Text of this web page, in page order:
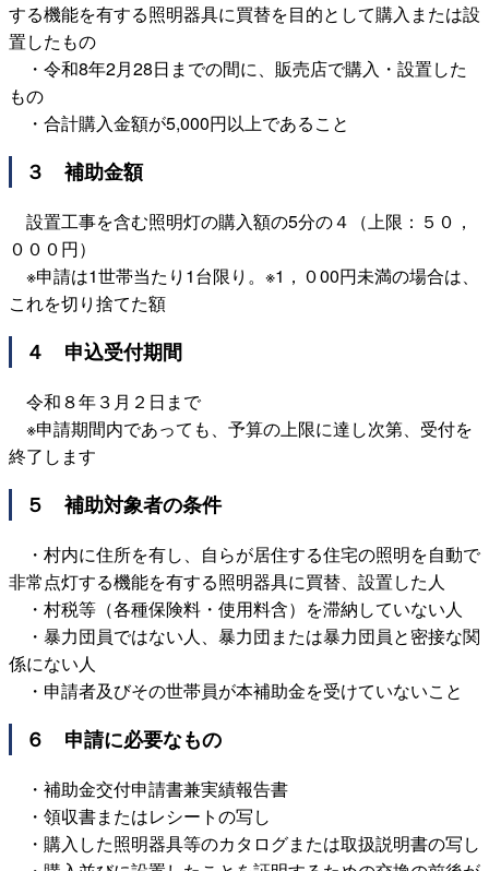
する機能を有する照明器具に買替を目的として購入または設
置したもの
・令和8年2月28日までの間に、販売店で購入・設置した
もの
・合計購入金額が5,000円以上であること
３ 補助金額
設置工事を含む照明灯の購入額の5分の４（上限：５０，
０００円）
※申請は1世帯当たり1台限り。※1，０00円未満の場合は、
これを切り捨てた額
４ 申込受付期間
令和８年３月２日まで
※申請期間内であっても、予算の上限に達し次第、受付を
終了します
５ 補助対象者の条件
・村内に住所を有し、自らが居住する住宅の照明を自動で
非常点灯する機能を有する照明器具に買替、設置した人
・村税等（各種保険料・使用料含）を滞納していない人
・暴力団員ではない人、暴力団または暴力団員と密接な関
係にない人
・申請者及びその世帯員が本補助金を受けていないこと
６ 申請に必要なもの
・補助金交付申請書兼実績報告書
・領収書またはレシートの写し
・購入した照明器具等のカタログまたは取扱説明書の写し